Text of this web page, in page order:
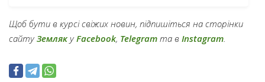
Щоб бути в курсі свіжих новин, підпишіться на сторінки
сайтуЗемлякуFacebook, Telegram та в Instagram.